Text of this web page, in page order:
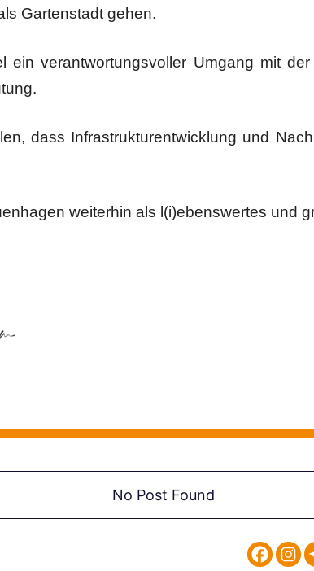
Gartenstadt gehen.
ein verantwortungsvoller Umgang mit
dass Infrastrukturentwicklung und
weiterhin als l(i)ebenswertes und
No Post Found